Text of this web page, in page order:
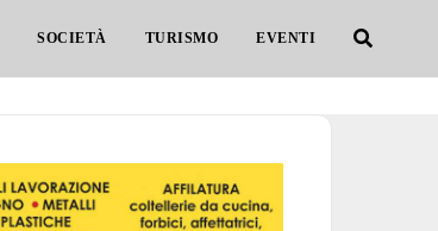
SOCIETÀ TURISMO EVENTI